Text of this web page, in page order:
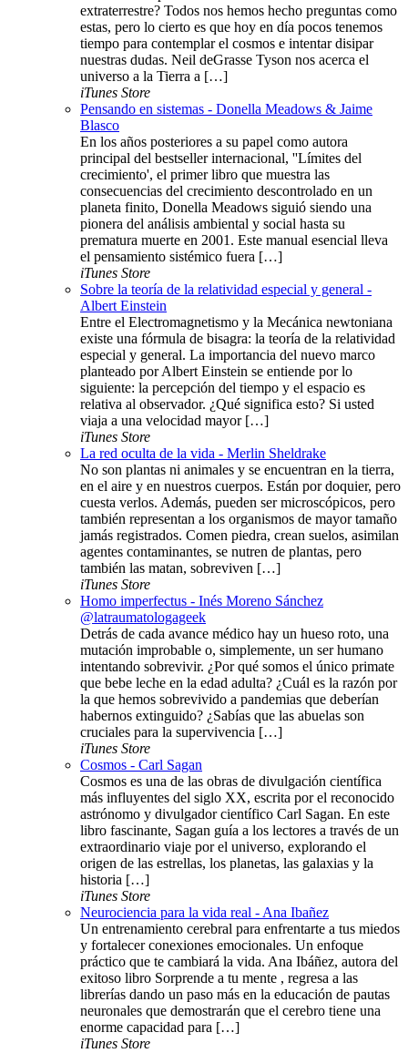
extraterrestre? Todos nos hemos hecho preguntas como
estas, pero lo cierto es que hoy en día pocos tenemos
tiempo para contemplar el cosmos e intentar disipar
nuestras dudas. Neil deGrasse Tyson nos acerca el
universo a la Tierra a […]
iTunes Store
Pensando en sistemas - Donella Meadows & Jaime
Blasco
En los años posteriores a su papel como autora
principal del bestseller internacional, ''Límites del
crecimiento', el primer libro que muestra las
consecuencias del crecimiento descontrolado en un
planeta finito, Donella Meadows siguió siendo una
pionera del análisis ambiental y social hasta su
prematura muerte en 2001. Este manual esencial lleva
el pensamiento sistémico fuera […]
iTunes Store
Sobre la teoría de la relatividad especial y general -
Albert Einstein
Entre el Electromagnetismo y la Mecánica newtoniana
existe una fórmula de bisagra: la teoría de la relatividad
especial y general. La importancia del nuevo marco
planteado por Albert Einstein se entiende por lo
siguiente: la percepción del tiempo y el espacio es
relativa al observador. ¿Qué significa esto? Si usted
viaja a una velocidad mayor […]
iTunes Store
La red oculta de la vida - Merlin Sheldrake
No son plantas ni animales y se encuentran en la tierra,
en el aire y en nuestros cuerpos. Están por doquier, pero
cuesta verlos. Además, pueden ser microscópicos, pero
también representan a los organismos de mayor tamaño
jamás registrados. Comen piedra, crean suelos, asimilan
agentes contaminantes, se nutren de plantas, pero
también las matan, sobreviven […]
iTunes Store
Homo imperfectus - Inés Moreno Sánchez
@latraumatologageek
Detrás de cada avance médico hay un hueso roto, una
mutación improbable o, simplemente, un ser humano
intentando sobrevivir. ¿Por qué somos el único primate
que bebe leche en la edad adulta? ¿Cuál es la razón por
la que hemos sobrevivido a pandemias que deberían
habernos extinguido? ¿Sabías que las abuelas son
cruciales para la supervivencia […]
iTunes Store
Cosmos - Carl Sagan
Cosmos es una de las obras de divulgación científica
más influyentes del siglo XX, escrita por el reconocido
astrónomo y divulgador científico Carl Sagan. En este
libro fascinante, Sagan guía a los lectores a través de un
extraordinario viaje por el universo, explorando el
origen de las estrellas, los planetas, las galaxias y la
historia […]
iTunes Store
Neurociencia para la vida real - Ana Ibañez
Un entrenamiento cerebral para enfrentarte a tus miedos
y fortalecer conexiones emocionales. Un enfoque
práctico que te cambiará la vida. Ana Ibáñez, autora del
exitoso libro Sorprende a tu mente , regresa a las
librerías dando un paso más en la educación de pautas
neuronales que demostrarán que el cerebro tiene una
enorme capacidad para […]
iTunes Store